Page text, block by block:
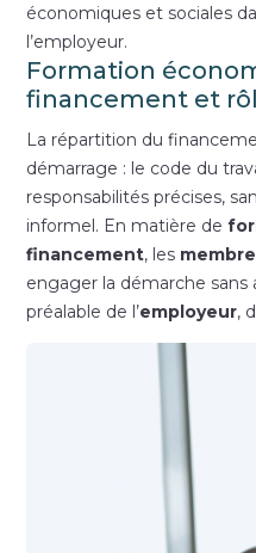
économiques et sociales
l’employeur.
Formation
financement et
La répartition du
démarrage : le code du
responsabilités précises,
informel. En matière de
financement, les
engager la démarche
préalable de l’employeur,